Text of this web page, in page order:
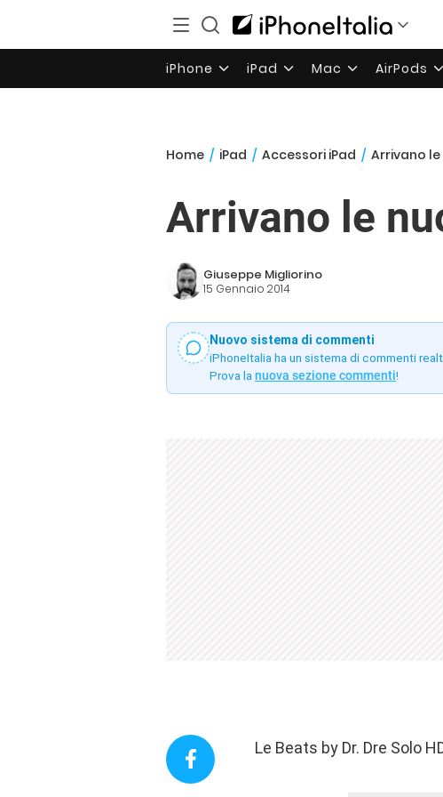
iPhone iPad Mac AirPods
Home / iPad / Accessori iPad / Arrivano le
Arrivano le
Giuseppe Migliorino
15 Gennaio 2014
Nuovo sistema di commenti
iPhoneItalia ha un sistema di commenti
Prova la nuova sezione commenti!
Le Beats by Dr. Dre Solo